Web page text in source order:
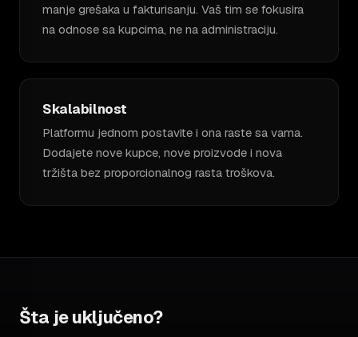
manje grešaka u fakturisanju. Vaš tim se fokusira
na odnose sa kupcima, ne na administraciju.
Skalabilnost
Platformu jednom postavite i ona raste sa vama.
Dodajete nove kupce, nove proizvode i nova
tržišta bez proporcionalnog rasta troškova.
Šta je uključeno?